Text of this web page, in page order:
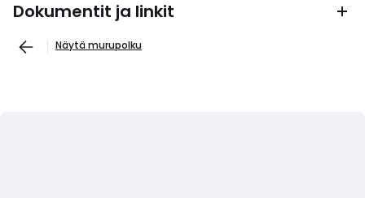
Dokumentit ja linkit
Näytä murupolku